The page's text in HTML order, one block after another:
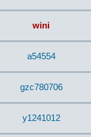
wini
a54554
gzc780706
y1241012